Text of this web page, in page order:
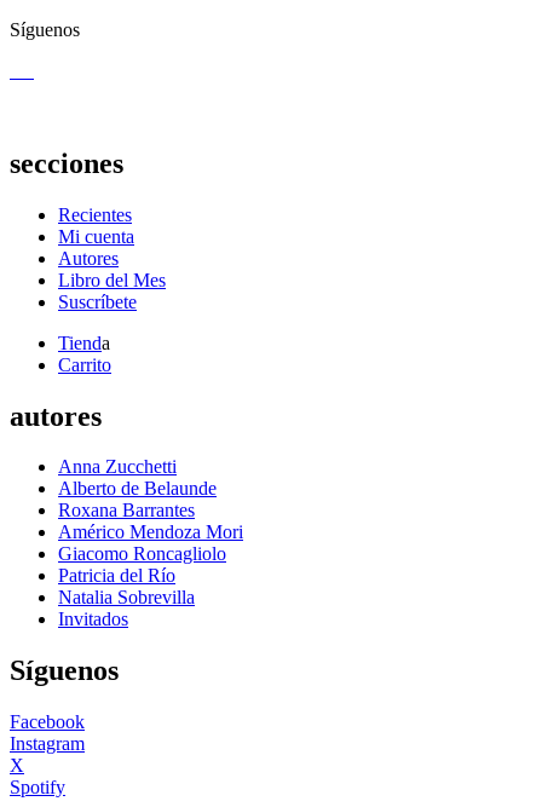
Síguenos
secciones
Recientes
Mi cuenta
Autores
Libro del Mes
Suscríbete
Tienda
Carrito
autores
Anna Zucchetti
Alberto de Belaunde
Roxana Barrantes
Américo Mendoza Mori
Giacomo Roncagliolo
Patricia del Río
Natalia Sobrevilla
Invitados
Síguenos
Facebook
Instagram
X
Spotify